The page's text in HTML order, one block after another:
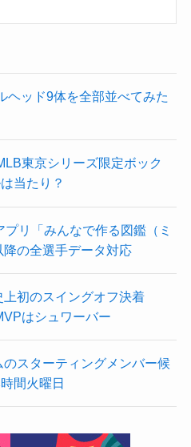
ヘッド9体を全部並べてみた
東京シリーズ限定ボック
当たり？
プリ「みんなで作る図鑑（ミ
の全選手データ対応
上初のスイングオフ決着
はシュワーバー
スターティングメンバー候
間火曜日